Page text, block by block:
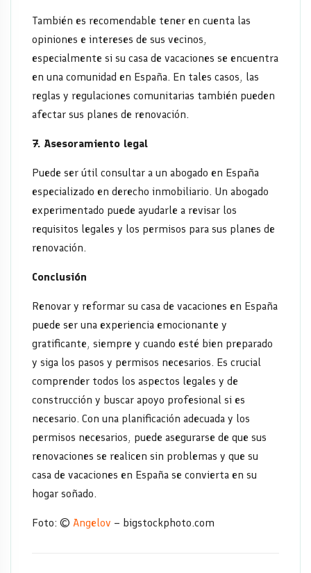
También es recomendable tener en cuenta las
opiniones e intereses de sus vecinos,
especialmente si su casa de vacaciones se encuentra
en una comunidad en España. En tales casos, las
reglas y regulaciones comunitarias también pueden
afectar sus planes de renovación.
7. Asesoramiento legal
Puede ser útil consultar a un abogado en España
especializado en derecho inmobiliario. Un abogado
experimentado puede ayudarle a revisar los
requisitos legales y los permisos para sus planes de
renovación.
Conclusión
Renovar y reformar su casa de vacaciones en España
puede ser una experiencia emocionante y
gratificante, siempre y cuando esté bien preparado
y siga los pasos y permisos necesarios. Es crucial
comprender todos los aspectos legales y de
construcción y buscar apoyo profesional si es
necesario. Con una planificación adecuada y los
permisos necesarios, puede asegurarse de que sus
renovaciones se realicen sin problemas y que su
casa de vacaciones en España se convierta en su
hogar soñado.
Foto: © Angelov – bigstockphoto.com